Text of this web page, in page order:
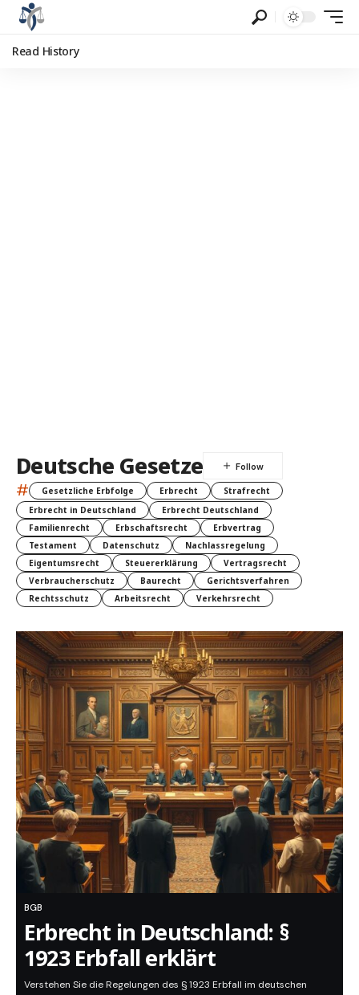
Read History
Deutsche Gesetze
# Gesetzliche Erbfolge Erbrecht
Strafrecht
Erbrecht in Deutschland
Erbrecht Deutschland
Familienrecht
Erbschaftsrecht
Erbvertrag
Testament
Datenschutz
Nachlassregelung
Eigentumsrecht
Steuererklärung
Vertragsrecht
Verbraucherschutz
Baurecht
Gerichtsverfahren
Rechtsschutz
Arbeitsrecht Verkehrsrecht
BGB
Erbrecht in Deutschland: §
1923 Erbfall erklärt
Verstehen Sie die Regelungen des § 1923 Erbfall im deutschen